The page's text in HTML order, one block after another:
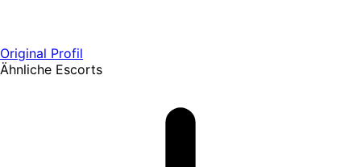
Original Profil
Ähnliche Escorts